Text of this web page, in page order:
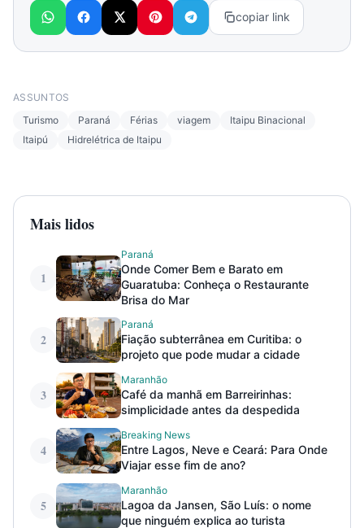
copiar link
ASSUNTOS
Turismo
Paraná Férias viagem
Itaipu Binacional
Itaipú
Hidrelétrica de Itaipu
Mais lidos
1
Paraná
Onde Comer Bem e Barato em
Guaratuba: Conheça o Restaurante
Brisa do Mar
2
Paraná
Fiação subterrânea em Curitiba: o
projeto que pode mudar a cidade
3
Maranhão
Café da manhã em Barreirinhas:
simplicidade antes da despedida
4
Breaking News
Entre Lagos, Neve e Ceará: Para Onde
Viajar esse fim de ano?
5
Maranhão
Lagoa da Jansen, São Luís: o nome
que ninguém explica ao turista